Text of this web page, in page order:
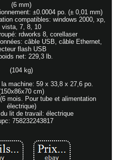
(6 mm)
±0.0004 po. (± 0,01 mm)
compatibles: windows 2000, xp,
vista, 7, 8, 10
rdworks 8, corellaser
câble USB, câble Ethernet,
flash USB
net: 229,3 lb.
(104 kg)
machine: 59 x 33,8 x 27,6 po.
cm)
mois. Pour tube et alimentation
électrique)
lit de travail: électrique
758232243817